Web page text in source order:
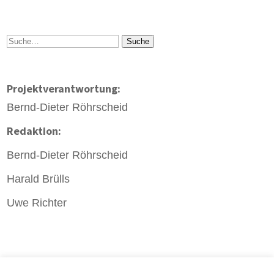
Suche Suche
Projektverantwortung:
Bernd-Dieter Röhrscheid
Redaktion:
Bernd-Dieter Röhrscheid
Harald Brülls
Uwe Richter